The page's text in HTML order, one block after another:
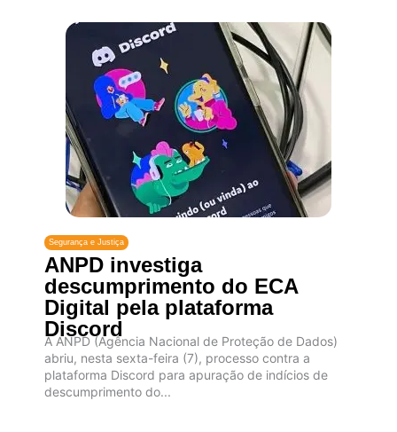
Segurança e Justiça
ANPD investiga
descumprimento do ECA
Digital pela plataforma
Discord
A ANPD (Agência Nacional de Proteção de Dados)
abriu, nesta sexta-feira (7), processo contra a
plataforma Discord para apuração de indícios de
descumprimento do...